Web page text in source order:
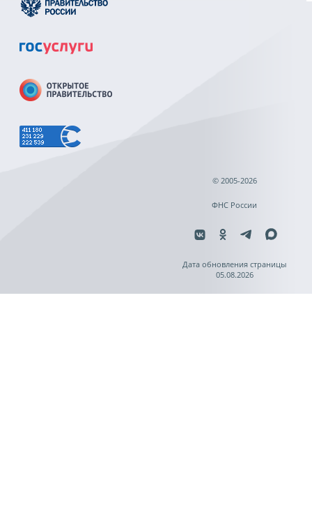
© 2005-2026
ФНС России
Дата обновления страницы
05.08.2026